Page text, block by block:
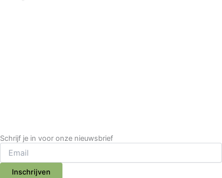
Schrijf je in voor onze nieuwsbrief
Inschrijven